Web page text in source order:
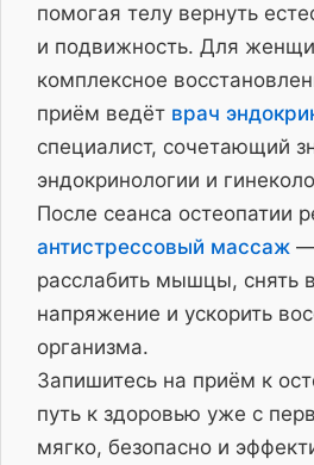
помогая телу вернуть
и подвижность. Для
комплексное
приём ведёт врач
специалист, сочетающий
эндокринологии и
После сеанса остеопатии
антистрессовый массаж —
расслабить мышцы, снять
напряжение и ускорить
организма.
Запишитесь на приём к
путь к здоровью уже с
мягко, безопасно и